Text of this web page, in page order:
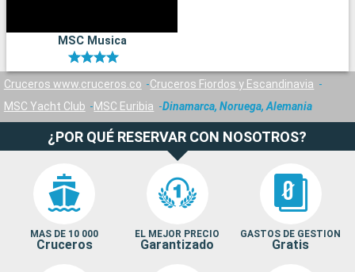
MSC Musica
Cruceros www.cruceros.co
Cruceros Fiordos y Escandinavia
MSC Yacht Club
MSC Euribia Dinamarca, Noruega, Alemania
¿POR QUÉ RESERVAR CON NOSOTROS?
MAS DE 10 000
Cruceros
EL MEJOR PRECIO
Garantizado
GASTOS DE GESTION
Gratis